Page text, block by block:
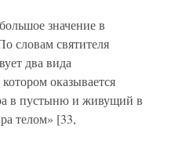
значение в
словам святителя
два вида
оказывается
в пустыню и живущий в
телом» [33,